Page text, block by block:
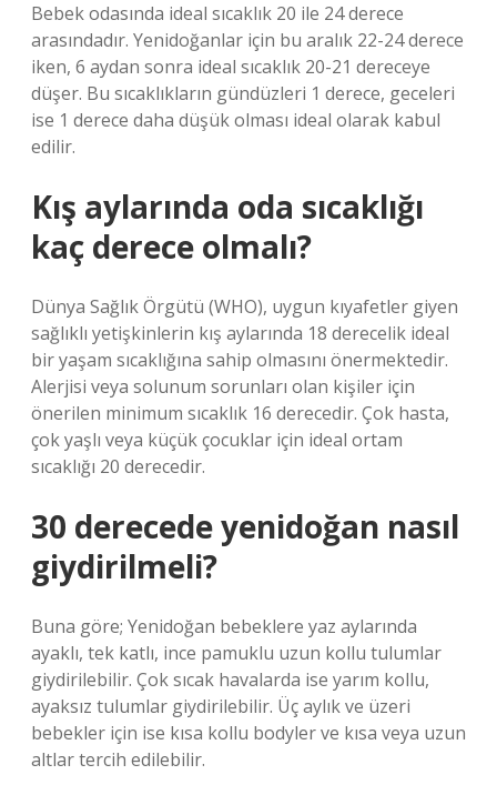
Bebek odasında ideal sıcaklık 20 ile 24 derece
arasındadır. Yenidoğanlar için bu aralık 22-24 derece
iken, 6 aydan sonra ideal sıcaklık 20-21 dereceye
düşer. Bu sıcaklıkların gündüzleri 1 derece, geceleri
ise 1 derece daha düşük olması ideal olarak kabul
edilir.
Kış aylarında oda sıcaklığı
kaç derece olmalı?
Dünya Sağlık Örgütü (WHO), uygun kıyafetler giyen
sağlıklı yetişkinlerin kış aylarında 18 derecelik ideal
bir yaşam sıcaklığına sahip olmasını önermektedir.
Alerjisi veya solunum sorunları olan kişiler için
önerilen minimum sıcaklık 16 derecedir. Çok hasta,
çok yaşlı veya küçük çocuklar için ideal ortam
sıcaklığı 20 derecedir.
30 derecede yenidoğan nasıl
giydirilmeli?
Buna göre; Yenidoğan bebeklere yaz aylarında
ayaklı, tek katlı, ince pamuklu uzun kollu tulumlar
giydirilebilir. Çok sıcak havalarda ise yarım kollu,
ayaksız tulumlar giydirilebilir. Üç aylık ve üzeri
bebekler için ise kısa kollu bodyler ve kısa veya uzun
altlar tercih edilebilir.